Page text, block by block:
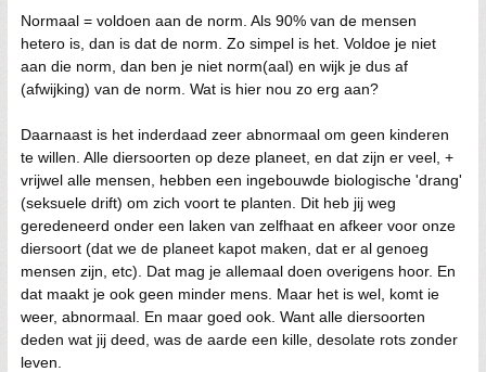
Normaal = voldoen aan de norm. Als 90% van de mensen
hetero is, dan is dat de norm. Zo simpel is het. Voldoe je niet
aan die norm, dan ben je niet norm(aal) en wijk je dus af
(afwijking) van de norm. Wat is hier nou zo erg aan?
Daarnaast is het inderdaad zeer abnormaal om geen kinderen
te willen. Alle diersoorten op deze planeet, en dat zijn er veel, +
vrijwel alle mensen, hebben een ingebouwde biologische 'drang'
(seksuele drift) om zich voort te planten. Dit heb jij weg
geredeneerd onder een laken van zelfhaat en afkeer voor onze
diersoort (dat we de planeet kapot maken, dat er al genoeg
mensen zijn, etc). Dat mag je allemaal doen overigens hoor. En
dat maakt je ook geen minder mens. Maar het is wel, komt ie
weer, abnormaal. En maar goed ook. Want alle diersoorten
deden wat jij deed, was de aarde een kille, desolate rots zonder
leven.